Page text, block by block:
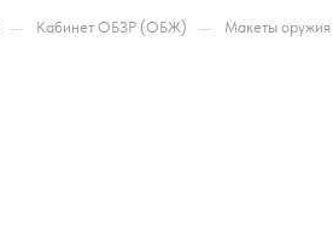
— Кабинет ОБЗР (ОБЖ) — Макеты оружия